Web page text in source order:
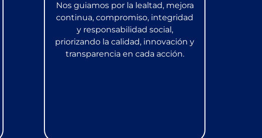
Nos guiamos por la lealtad, mejora
continua, compromiso, integridad
y responsabilidad social,
priorizando la calidad, innovación y
transparencia en cada acción.